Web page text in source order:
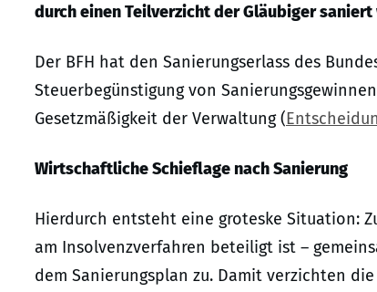
durch einen Teilverzicht der Gläubiger
Der BFH hat den Sanierungserlass des
Steuerbegünstigung von
Gesetzmäßigkeit der Verwaltung (
Wirtschaftliche Schieflage nach Sanierung
Hierdurch entsteht eine groteske Situation:
am Insolvenzverfahren beteiligt ist –
dem Sanierungsplan zu. Damit verzichten